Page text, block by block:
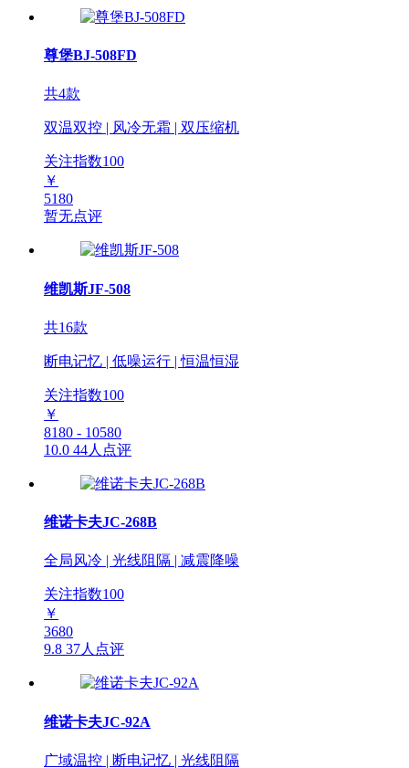
尊堡BJ-508FD
共4款
双温双控 | 风冷无霜 | 双压缩机
关注指数100
￥
5180
暂无点评
维凯斯JF-508
共16款
断电记忆 | 低噪运行 | 恒温恒湿
关注指数100
￥
8180 - 10580
10.0 44人点评
维诺卡夫JC-268B
全局风冷 | 光线阻隔 | 减震降噪
关注指数100
￥
3680
9.8 37人点评
维诺卡夫JC-92A
广域温控 | 断电记忆 | 光线阻隔